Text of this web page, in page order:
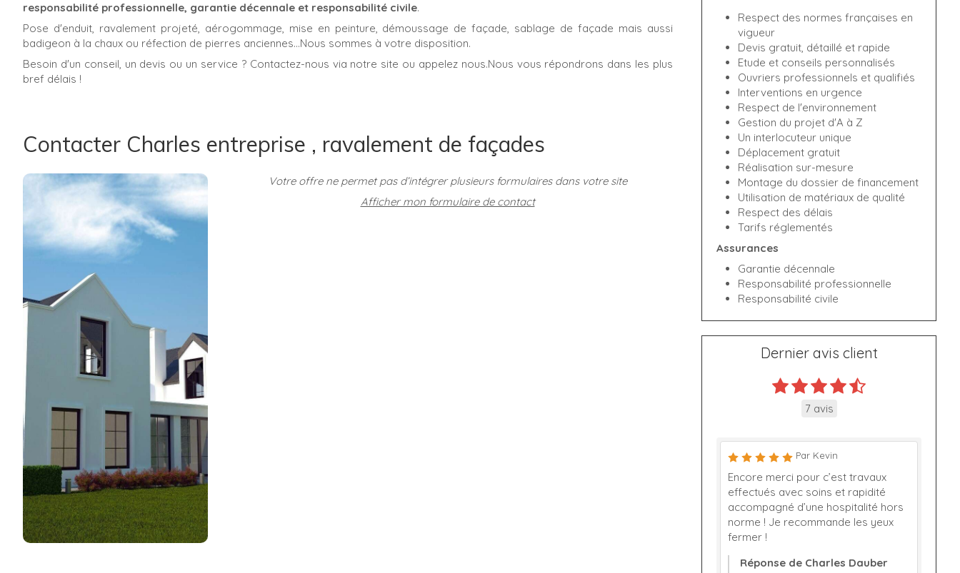
responsabilité professionnelle, garantie décennale et responsabilité civile.
Pose d'enduit, ravalement projeté, aérogommage, mise en peinture, démoussage de façade, sablage de façade mais aussi
badigeon à la chaux ou réfection de pierres anciennes...Nous sommes à votre disposition.
Besoin d'un conseil, un devis ou un service ? Contactez-nous via notre site ou appelez nous.Nous vous répondrons dans les plus
bref délais !
Contacter Charles entreprise , ravalement de façades
Votre offre ne permet pas d’intégrer plusieurs formulaires dans votre site
Afficher mon formulaire de contact
Respect des normes françaises en
vigueur
Devis gratuit, détaillé et rapide
Etude et conseils personnalisés
Ouvriers professionnels et qualifiés
Interventions en urgence
Respect de l'environnement
Gestion du projet d'A à Z
Un interlocuteur unique
Déplacement gratuit
Réalisation sur-mesure
Montage du dossier de financement
Utilisation de matériaux de qualité
Respect des délais
Tarifs réglementés
Assurances
Garantie décennale
Responsabilité professionnelle
Responsabilité civile
Dernier avis client
7 avis
Par Kevin
Encore merci pour c’est travaux
effectués avec soins et rapidité
accompagné d’une hospitalité hors
norme ! Je recommande les yeux
fermer !
Réponse de Charles Dauber